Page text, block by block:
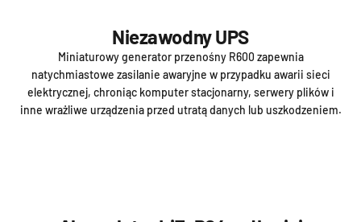
Niezawodny UPS
Miniaturowy generator przenośny R600 zapewnia
natychmiastowe zasilanie awaryjne w przypadku awarii sieci
elektrycznej, chroniąc komputer stacjonarny, serwery plików i
inne wrażliwe urządzenia przed utratą danych lub uszkodzeniem.